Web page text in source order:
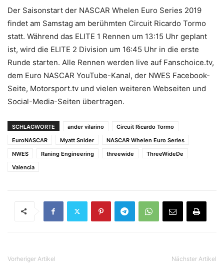
Der Saisonstart der NASCAR Whelen Euro Series 2019
findet am Samstag am berühmten Circuit Ricardo Tormo
statt. Während das ELITE 1 Rennen um 13:15 Uhr geplant
ist, wird die ELITE 2 Division um 16:45 Uhr in die erste
Runde starten. Alle Rennen werden live auf Fanschoice.tv,
dem Euro NASCAR YouTube-Kanal, der NWES Facebook-
Seite, Motorsport.tv und vielen weiteren Webseiten und
Social-Media-Seiten übertragen.
SCHLAGWORTE ander vilarino
Circuit Ricardo Tormo
EuroNASCAR
Myatt Snider
NASCAR Whelen Euro Series
NWES
Raning Engineering threewide
ThreeWideDe
Valencia
Vorheriger Artikel Nächster Artikel